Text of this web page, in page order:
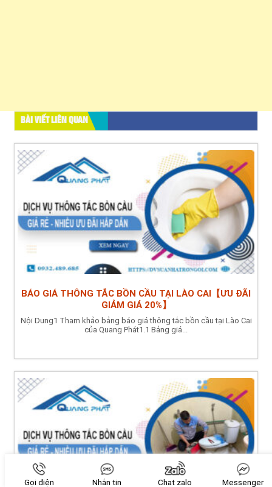
BÀI VIẾT LIÊN QUAN
BÁO GIÁ THÔNG TẮC BỒN CẦU TẠI LÀO CAI【ƯU ĐÃI
GIẢM GIÁ 20%】
Nội Dung1 Tham khảo bảng báo giá thông tắc bồn cầu tại Lào Cai
của Quang Phát1.1 Bảng giá...
Gọi điện Nhắn tin Chat zalo Messenger